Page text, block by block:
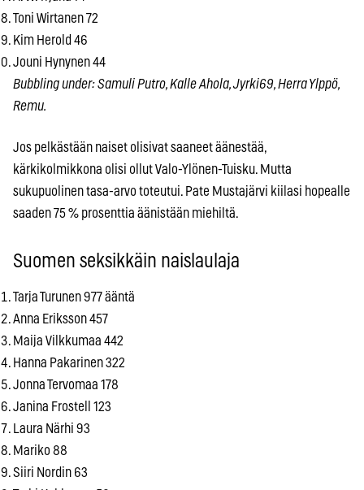
Toni Wirtanen 72
Kim Herold 46
Jouni Hynynen 44
Bubbling under: Samuli Putro, Kalle Ahola, Jyrki69, Herra Ylppö,
Remu.
Jos pelkästään naiset olisivat saaneet äänestää,
kärkikolmikkona olisi ollut Valo-Ylönen-Tuisku. Mutta
sukupuolinen tasa-arvo toteutui. Pate Mustajärvi kiilasi hopealle
saaden 75 % prosenttia äänistään miehiltä.
Suomen seksikkäin naislaulaja
Tarja Turunen 977 ääntä
Anna Eriksson 457
Maija Vilkkumaa 442
Hanna Pakarinen 322
Jonna Tervomaa 178
Janina Frostell 123
Laura Närhi 93
Mariko 88
Siiri Nordin 63